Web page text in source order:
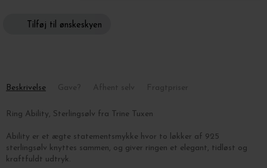
Tilføj til ønskeskyen
Beskrivelse
Ring Ability, Sterlingsølv fra Trine Tuxen
Ability er et ægte statementsmykke hvor to løkker af 925
sterlingsølv knyttes sammen, og giver ringen et elegant, tidløst og
kraftfuldt udtryk.